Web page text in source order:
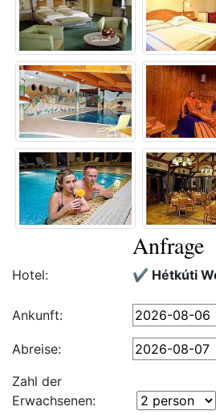
Anfrage
Hotel: ✔️ Hétkúti
Ankunft:
Abreise:
Zahl der
Erwachsenen: